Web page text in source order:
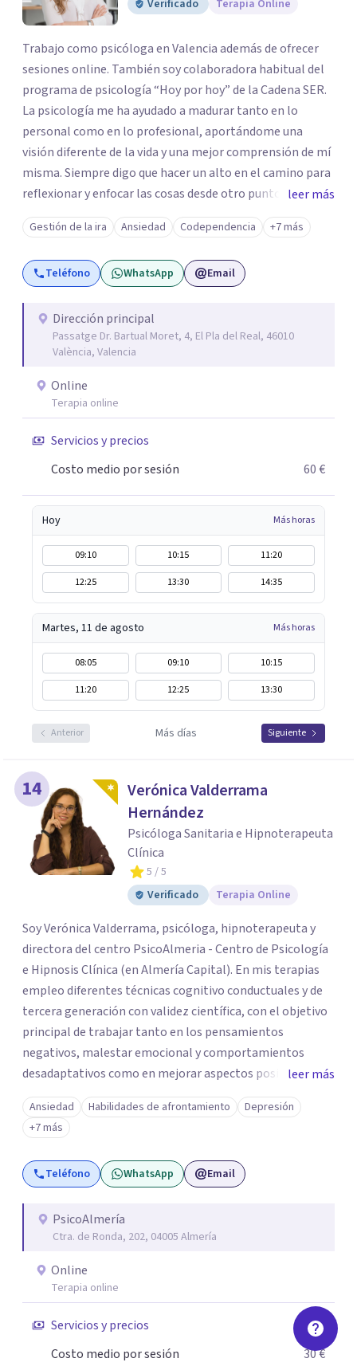
Verificado
Terapia Online
Trabajo como psicóloga en Valencia además de ofrecer
sesiones online. También soy colaboradora habitual del
programa de psicología “Hoy por hoy” de la Cadena SER.
La psicología me ha ayudado a madurar tanto en lo
personal como en lo profesional, aportándome una
visión diferente de la vida y una mejor comprensión de mí
misma. Siempre digo que hacer un alto en el camino para
reflexionar y enfocar las cosas desde otro punto de vista
es esencial para seguir creciendo como persona.
Actualmente, me dedico a ayudar a las personas a superar
su sufrimiento, romper las barreras que las limitan y
crecer emocionalmente de forma que puedan llevar la
leer más
Gestión de la ira Ansiedad Codependencia +7 más
Teléfono WhatsApp Email
Dirección principal
Passatge Dr. Bartual Moret, 4, El Pla del Real, 46010
València, Valencia
Online
Terapia online
Servicios y precios
Costo medio por sesión
60 €
Hoy Más horas
09:10 10:15
11:20
12:25
13:30 14:35
Martes, 11 de agosto Más horas
08:05 09:10
10:15
11:20
12:25 13:30
Anterior Más días Siguiente
14
Verónica Valderrama
Hernández
Psicóloga Sanitaria e Hipnoterapeuta
Clínica
5 / 5
Verificado
Terapia Online
Soy Verónica Valderrama, psicóloga, hipnoterapeuta y
directora del centro PsicoAlmeria - Centro de Psicología
e Hipnosis Clínica (en Almería Capital). En mis terapias
empleo diferentes técnicas cognitivo conductuales y de
tercera generación con validez científica, con el objetivo
principal de trabajar tanto en los pensamientos
negativos, malestar emocional y comportamientos
desadaptativos como en mejorar aspectos positivos,
habilidades y desarrollo personal. ¡Tus objetivos son los
míos y juntos los alcanzaremos!. Mi objetivo principal es
que consigas el bienestar y equilibrio que buscas, siendo
consciente de que cada persona es diferente y por ello
inicialmente realizaremos una adecuada evaluación para
personalizado. Utilizo diferentes técnicas psicológicas
aunque mi especialidad es la hipnosis clínica, como
eficacia, reduciendo el tiempo de tratamiento y
consiguiendo cambios positivos desde la primera sesión.
¿Tienes dudas de cómo enfocaré tu problema o situación?
Contáctame y te informaré con mucho gusto. Es el
momento de dar el paso a una nueva etapa en tu vida.
leer más
Ansiedad Habilidades de afrontamiento
Depresión
+7 más
Teléfono WhatsApp Email
PsicoAlmería
Ctra. de Ronda, 202, 04005 Almería
Online
Terapia online
Servicios y precios
Costo medio por sesión
30 €